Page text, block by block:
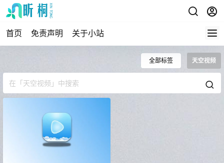
首页 免责声明 关于小站
全部标签 天空视频